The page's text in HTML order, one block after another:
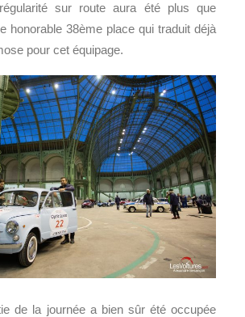
sur route aura été plus que
honorable 38ème place qui traduit déjà
pour cet équipage.
de la journée a bien sûr été occupée